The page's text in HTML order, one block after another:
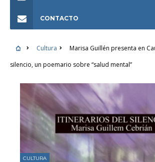
CONTACTO
Cultura
Marisa Guillén presenta en
silencio, un poemario sobre “salud mental”
CULTURA